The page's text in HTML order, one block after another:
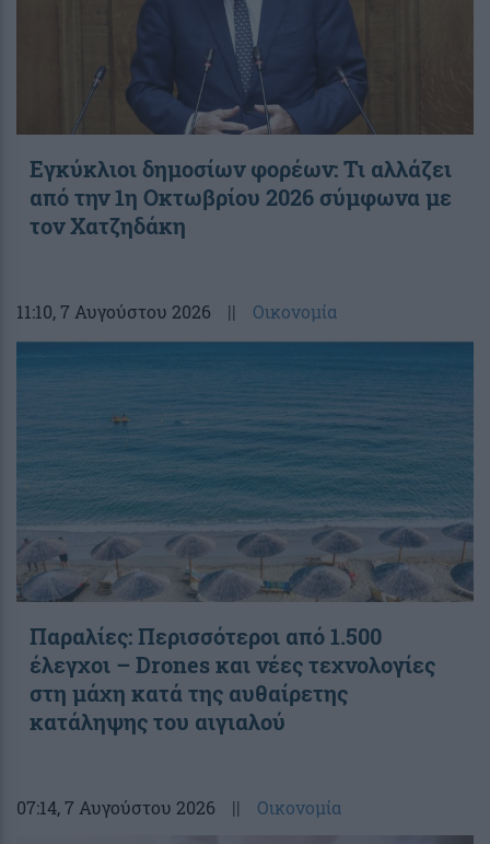
Εγκύκλιοι δημοσίων φορέων: Τι αλλάζει
από την 1η Οκτωβρίου 2026 σύμφωνα με
τον Χατζηδάκη
11:10, 7 Αυγούστου 2026 || Οικονομία
Παραλίες: Περισσότεροι από 1.500
έλεγχοι – Drones και νέες τεχνολογίες
στη μάχη κατά της αυθαίρετης
κατάληψης του αιγιαλού
07:14, 7 Αυγούστου 2026 || Οικονομία